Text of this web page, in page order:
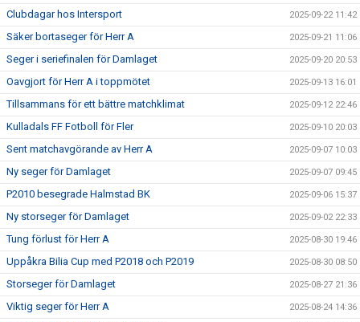
Clubdagar hos Intersport 2025-09-22 11:42
Säker bortaseger för Herr A 2025-09-21 11:06
Seger i seriefinalen för Damlaget 2025-09-20 20:53
Oavgjort för Herr A i toppmötet 2025-09-13 16:01
Tillsammans för ett bättre matchklimat 2025-09-12 22:46
Kulladals FF Fotboll för Fler 2025-09-10 20:03
Sent matchavgörande av Herr A 2025-09-07 10:03
Ny seger för Damlaget 2025-09-07 09:45
P2010 besegrade Halmstad BK 2025-09-06 15:37
Ny storseger för Damlaget 2025-09-02 22:33
Tung förlust för Herr A 2025-08-30 19:46
Uppåkra Bilia Cup med P2018 och P2019 2025-08-30 08:50
Storseger för Damlaget 2025-08-27 21:36
Viktig seger för Herr A 2025-08-24 14:36